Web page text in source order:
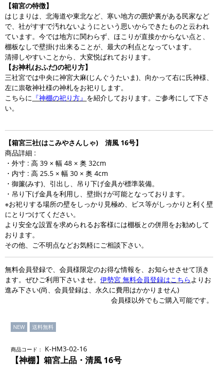
【箱宮の特徴】
はじまりは、北海道や東北など、寒い地方の囲炉裏がある民家など
で、社がすすで汚れないようにという思いからできたものと云われ
ています。今では地方に関わらず、ほこりが直接かからない点と、
棚板なしで壁掛け出来ることが、最大の利点となっています。
清掃しやすいことから、大変悦ばれております。
【お神札(おふだ)の祀り方】
三社宮では中央に神宮大麻(じんぐうたいま)、向かって右に氏神様、
左に祟敬神社様の神札をお祀りします。
こちらに 『神棚の祀り方』 を紹介しております。ご参考にして下さ
い。
【箱宮三社(はこみやさんしゃ) 清風 16号】
商品詳細 :
・外寸 : 高 39 × 幅 48 × 奥 32cm
・内寸 : 高 25.5 × 幅 30 × 奥 4cm
・御簾(みす)、引出し、吊り下げ金具が標準装備。
・吊り下げ金具を利用し、壁掛けが可能となっております。
※お祀りする場所の壁をしっかり見極め、ビス等がしっかりと利く壁
にとりつけてください。
より安全な設置を求められるお客様には棚板との併用をお勧めして
おります。
その他、ご不明点などお気軽にご相談下さい。
無料会員登録で、会員様限定のお得な情報を、お知らせさせて頂き
ます。ぜひご利用下さいませ。 伊勢宮 無料会員登録はこちらよりお
進み下さい(尚、会員登録は、永久に費用はかかりません)
会員様以外でもご購入可能です。
NEW 送料無料
商品コード： K-HM3-02-16
【神棚】箱宮上品・清風 16号